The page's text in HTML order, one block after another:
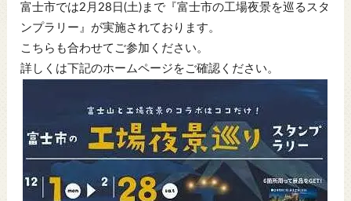
富士市では2月28日(土)まで『富士市の工場夜景を巡るスタ
ンプラリー』が実施されております。
こちらも合わせてご参加ください。
詳しくは下記のホームページをご確認ください。